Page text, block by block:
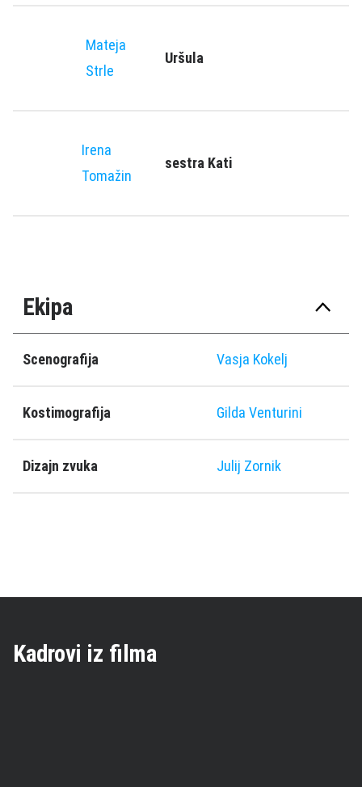
Mateja
Strle
Uršula
Irena
Tomažin
sestra Kati
Ekipa
Scenografija Vasja Kokelj
Kostimografija Gilda Venturini
Dizajn zvuka Julij Zornik
Kadrovi iz filma